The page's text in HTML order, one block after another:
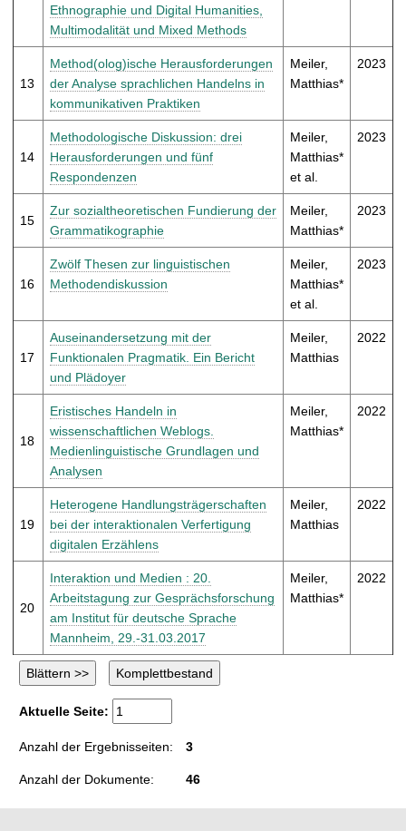
Ethnographie und Digital Humanities,
Multimodalität und Mixed Methods
13
Method(olog)ische Herausforderungen
der Analyse sprachlichen Handelns in
kommunikativen Praktiken
Meiler,
Matthias*
2023
14
Methodologische Diskussion: drei
Herausforderungen und fünf
Respondenzen
Meiler,
Matthias*
et al.
2023
15
Zur sozialtheoretischen Fundierung der
Grammatikographie
Meiler,
Matthias*
2023
16
Zwölf Thesen zur linguistischen
Methodendiskussion
Meiler,
Matthias*
et al.
2023
17
Auseinandersetzung mit der
Funktionalen Pragmatik. Ein Bericht
und Plädoyer
Meiler,
Matthias
2022
18
Eristisches Handeln in
wissenschaftlichen Weblogs.
Medienlinguistische Grundlagen und
Analysen
Meiler,
Matthias*
2022
19
Heterogene Handlungsträgerschaften
bei der interaktionalen Verfertigung
digitalen Erzählens
Meiler,
Matthias
2022
20
Interaktion und Medien : 20.
Arbeitstagung zur Gesprächsforschung
am Institut für deutsche Sprache
Mannheim, 29.-31.03.2017
Meiler,
Matthias*
2022
Aktuelle Seite:
Anzahl der Ergebnisseiten: 3
Anzahl der Dokumente: 46